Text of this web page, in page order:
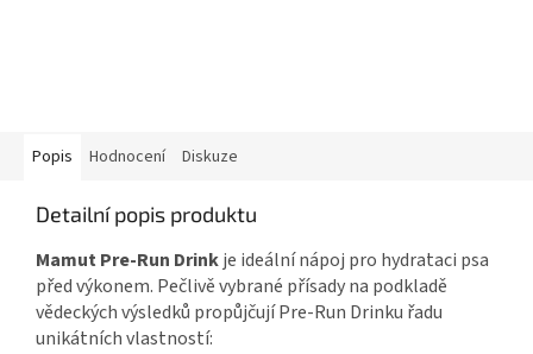
Popis Hodnocení Diskuze
Detailní popis produktu
Mamut Pre-Run Drinkje ideální nápoj pro hydrataci psa
před výkonem. Pečlivě vybrané přísady na podkladě
vědeckých výsledků propůjčují Pre-Run Drinku řadu
unikátních vlastností: